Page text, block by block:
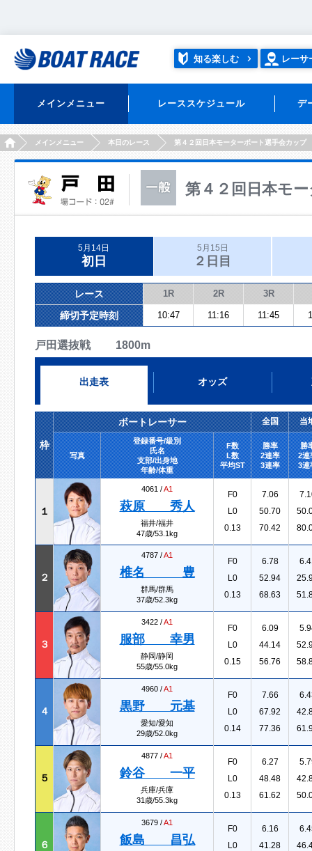
知る楽しむ レーサ
メインメニュー レーススケジュール デ
HOMEメインメニュー 本日のレース 第４２回日本モーターボート選手会カップ
第４２回日本モ
5月14日
初日
5月15日
２日目
レース 1R 2R 3R
締切予定時刻 10:47 11:16 11:45
戸田選抜戦 1800m
出走表 オッズ
枠
ボートレーサー 全国 当
写真
登録番号/級別
氏名
支部/出身地
年齢/体重
F数
L数
平均ST
勝率
2連率
3連率
勝
2連
3連
１
4061 /A1
萩原 秀人
福井/福井
47歳/53.1kg
F0
L0
0.13
7.06
50.70
70.42
２
4787 /A1
椎名 豊
群馬/群馬
37歳/52.3kg
F0
L0
0.13
6.78
52.94
68.63
３
3422 /A1
服部 幸男
静岡/静岡
55歳/55.0kg
F0
L0
0.15
6.09
44.14
56.76
４
4960 /A1
黒野 元基
愛知/愛知
29歳/52.0kg
F0
L0
0.14
7.66
67.92
77.36
５
4877 /A1
鈴谷 一平
兵庫/兵庫
31歳/55.3kg
F0
L0
0.13
6.27
48.48
61.62
６
3679 /A1
飯島 昌弘
F0
L0
6.16
41.28